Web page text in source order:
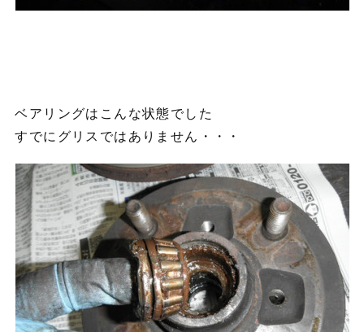
ベアリングはこんな状態でした
すでにグリスではありません・・・